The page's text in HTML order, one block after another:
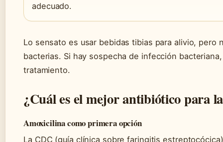
adecuado.
Lo sensato es usar bebidas tibias para alivio, pero
bacterias. Si hay sospecha de infección
tratamiento.
¿Cuál es el mejor antibiótico para
Amoxicilina como primera opción
La CDC (guía clínica sobre faringitis